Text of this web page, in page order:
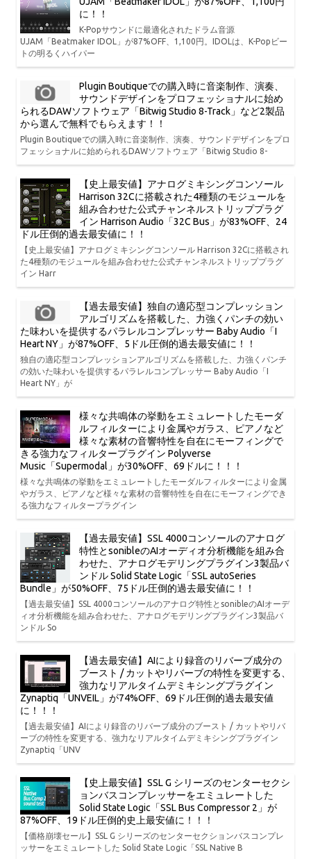
に！！
K-Popサウンドに最適化されたドラム音源
UJAM「Beatmaker IDOL」が87%OFF、1,100円。IDOLは、K-Popビー
トの明るくハイパー
Plugin Boutiqueでの購入時に音楽制作、演奏、
サウンドデザインをプロフェッショナルに始め
られるDAWソフトウェア「Bitwig Studio 8-Track」など2製品
から選んで無料でもらえます！！
Plugin Boutiqueでの購入時に音楽制作、演奏、サウンドデザインをプロ
フェッショナルに始められるDAWソフトウェア「Bitwig Studio 8-
【史上最安値】アナログミキシングコンソール
Harrison 32Cに搭載された4種類のモジュールを
組み合わせた公式チャンネルストリッププラグ
イン Harrison Audio「32C Bus」が83%OFF、24
ドル圧倒的過去最安値に！！
【史上最安値】アナログミキシングコンソール Harrison 32Cに搭載され
た4種類のモジュールを組み合わせた公式チャンネルストリッププラグ
イン Harr
【過去最安値】独自の適応型コンプレッション
アルゴリズムを搭載した、力強くパンチの効い
た味わいを提供するパラレルコンプレッサー Baby Audio「I
Heart NY」が87%OFF、5ドル圧倒的過去最安値に！！
独自の適応型コンプレッションアルゴリズムを搭載した、力強くパンチ
の効いた味わいを提供するパラレルコンプレッサー Baby Audio「I
Heart NY」が
様々な共鳴体の挙動をエミュレートしたモーダ
ルフィルターにより金属やガラス、ピアノなど
様々な素材の音響特性を自在にモーフィングで
きる強力なフィルタープラグイン Polyverse
Music「Supermodal」が30%OFF、69ドルに！！！
様々な共鳴体の挙動をエミュレートしたモーダルフィルターにより金属
やガラス、ピアノなど様々な素材の音響特性を自在にモーフィングでき
る強力なフィルタープラグイン
【過去最安値】SSL 4000コンソールのアナログ
特性とsonibleのAIオーディオ分析機能を組み合
わせた、アナログモデリングプラグイン3製品バ
ンドル Solid State Logic「SSL autoSeries
Bundle」が50%OFF、75ドル圧倒的過去最安値に！！
【過去最安値】SSL 4000コンソールのアナログ特性とsonibleのAIオーデ
ィオ分析機能を組み合わせた、アナログモデリングプラグイン3製品バ
ンドル So
【過去最安値】AIにより録音のリバーブ成分の
ブースト / カットやリバーブの特性を変更する、
強力なリアルタイムデミキシングプラグイン
Zynaptiq「UNVEIL」が74%OFF、69ドル圧倒的過去最安値
に！！！
【過去最安値】AIにより録音のリバーブ成分のブースト / カットやリバ
ーブの特性を変更する、強力なリアルタイムデミキシングプラグイン
Zynaptiq「UNV
【史上最安値】SSL G シリーズのセンターセクシ
ョンバスコンプレッサーをエミュレートした
Solid State Logic「SSL Bus Compressor 2」が
87%OFF、19ドル圧倒的史上最安値に！！！
【価格崩壊セール】SSL G シリーズのセンターセクションバスコンプレ
ッサーをエミュレートした Solid State Logic「SSL Native B